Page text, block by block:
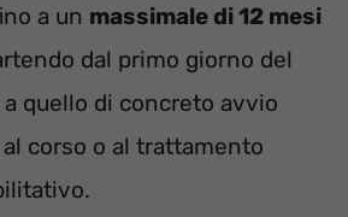
a un massimale di 12 mesi
dal primo giorno del
quello di concreto avvio
corso o al trattamento